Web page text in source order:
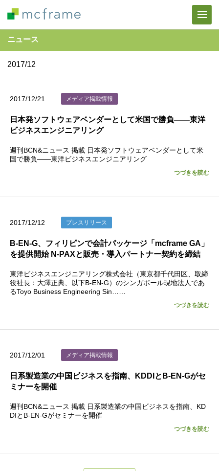
ニュース
2017/12
2017/12/21 メディア掲載情報
日本発ソフトウェアベンダーとして米国で勝負――東洋
ビジネスエンジニアリング
週刊BCN&ニュース 掲載 日本発ソフトウェアベンダーとして米
国で勝負――東洋ビジネスエンジニアリング
つづきを読む
2017/12/12 プレスリリース
B-EN-G、フィリピンで会計パッケージ「mcframe GA」
を提供開始 N-PAXと販売・導入パートナー契約を締結
東洋ビジネスエンジニアリング株式会社（東京都千代田区、取締
役社長：大澤正典、以下B-EN-G）のシンガポール現地法人であ
るToyo Business Engineering Sin……
つづきを読む
2017/12/01 メディア掲載情報
日系製造業の中国ビジネスを指南、KDDIとB-EN-Gがセ
ミナーを開催
週刊BCN&ニュース 掲載 日系製造業の中国ビジネスを指南、KD
DIとB-EN-Gがセミナーを開催
つづきを読む